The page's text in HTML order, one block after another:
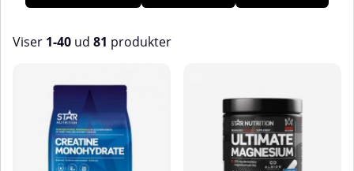
Viser 1-40 ud 81 produkter